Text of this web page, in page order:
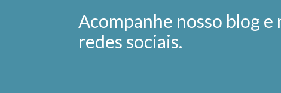
Acompanhe nosso blog e
redes sociais.